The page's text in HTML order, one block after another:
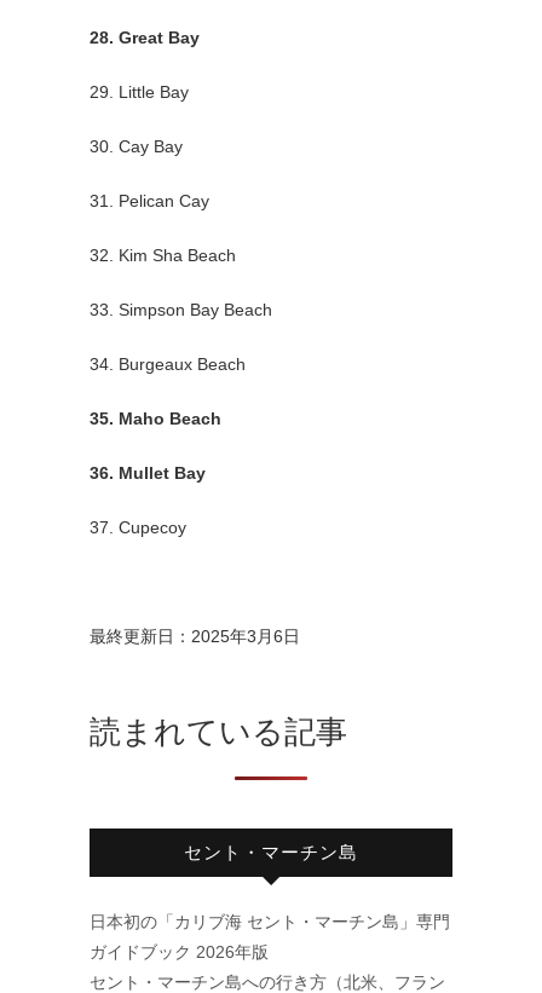
28. Great Bay
29. Little Bay
30. Cay Bay
31. Pelican Cay
32. Kim Sha Beach
33. Simpson Bay Beach
34. Burgeaux Beach
35. Maho Beach
36. Mullet Bay
37. Cupecoy
最終更新日：2025年3月6日
読まれている記事
セント・マーチン島
日本初の「カリブ海 セント・マーチン島」専門
ガイドブック 2026年版
セント・マーチン島への行き方（北米、フラン